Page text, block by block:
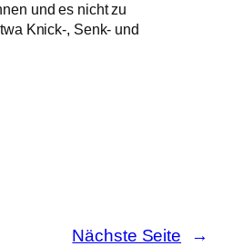
und es nicht zu
Knick-, Senk- und
Nächste Seite →